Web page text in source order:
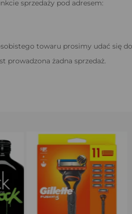
sprzedaży pod adresem:
towaru prosimy udać się
prowadzona żadna sprzedaż.